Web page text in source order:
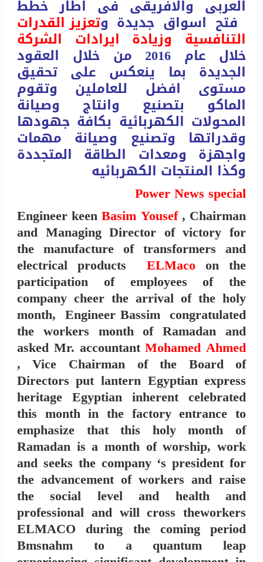
العربى والافريقى فى اطار خطط
فتح اسواق جديدة وتعزيز القدرات
التنافسية وزيادة ايرادات الشركة
خلال عام 2016 من خلال العقود
الجديدة بما ينعكس على تحقيق
مستوى افضل للعاملين وتقوم
الماكو بتصنيع وانتاج وصيانة
المحولات الكهربائية بكافة جهودها
وقدراتها وتصنيع وصيانة مهمات
واجهزة ومعدات الطاقة المتجددة
وكذا المنتجات الكهربائيه
Power News special
Engineer keenBasim Yousef, Chairman
and Managing Director of victory for
the manufacture of transformers and
electrical products ELMacoon the
participation of employees of the
company cheer the arrival of the holy
month, Engineer Bassim congratulated
the workers month of Ramadan and
asked Mr. accountantMohamed Ahmed
, Vice Chairman of the Board of
Directors put lantern Egyptian express
heritage Egyptian inherent celebrated
this month in the factory entrance to
emphasize that this holy month of
Ramadan is a month of worship, work
and seeks the company ‘s president for
the advancement of workers and raise
the social level and health and
professional and will cross theworkers
ELMACO during the coming period
Bmsnahm to a quantum leap